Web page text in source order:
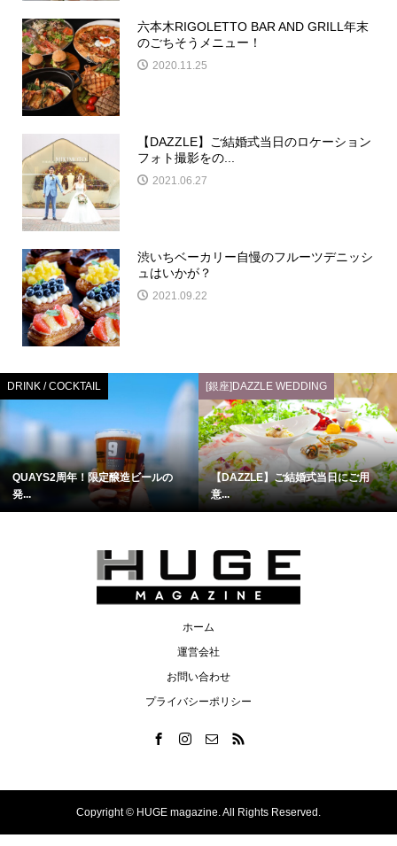
六本木RIGOLETTO BAR AND GRILL年末
のごちそうメニュー！
2020.11.25
【DAZZLE】ご結婚式当日のロケーション
フォト撮影をの...
2021.06.27
渋いちベーカリー自慢のフルーツデニッシ
ュはいかが？
2021.09.22
DRINK / COCKTAIL
QUAYS2周年！限定醸造ビールの
発...
[銀座]DAZZLE WEDDING
【DAZZLE】ご結婚式当日にご用
意...
ホーム
運営会社
お問い合わせ
プライバシーポリシー
Copyright © HUGE magazine. All Rights Reserved.